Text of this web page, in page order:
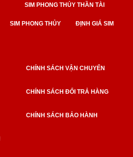
SIM PHONG THỦY THẦN TÀI
SIM PHONG THỦY ĐỊNH GIÁ SIM
CHÍNH SÁCH VẬN CHUYỂN
CHÍNH SÁCH ĐỔI TRẢ HÀNG
CHÍNH SÁCH BẢO HÀNH